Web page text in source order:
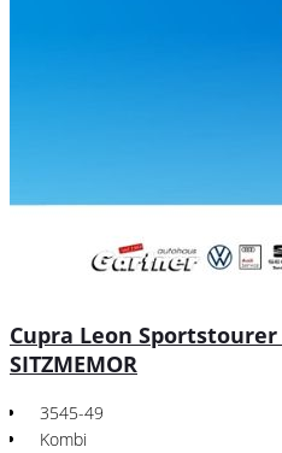
Cupra Leon Sportstourer
SITZMEMOR
3545-49
Kombi